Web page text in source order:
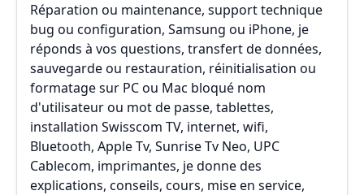
Réparation ou maintenance, support technique
bug ou configuration, Samsung ou iPhone, je
réponds à vos questions, transfert de données,
sauvegarde ou restauration, réinitialisation ou
formatage sur PC ou Mac bloqué nom
d'utilisateur ou mot de passe, tablettes,
installation Swisscom TV, internet, wifi,
Bluetooth, Apple Tv, Sunrise Tv Neo, UPC
Cablecom, imprimantes, je donne des
explications, conseils, cours, mise en service,